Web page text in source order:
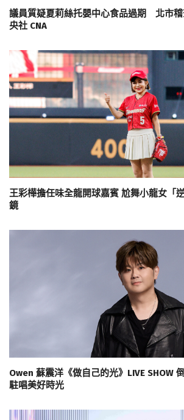
議員質疑夏莉絲托嬰中心食品過期 北市
央社 CNA
王彩樺擔任味全龍開球嘉賓 尬舞小龍女「
鏡
Owen 蘇震洋《做自己的光》LIVE SHOW
駐唱美好時光